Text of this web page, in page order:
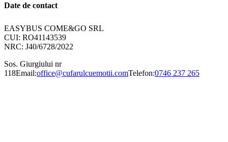
Date de contact
EASYBUS COME&GO SRL
CUI: RO41143539
NRC: J40/6728/2022
Sos. Giurgiului nr
118Email:office@cufarulcuemotii.comTelefon:0746 237 265